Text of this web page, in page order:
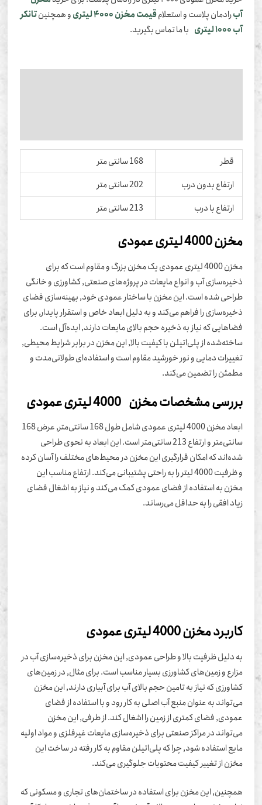
رادمان پلاست و استعلامقیمت مخزن 4000 لیتری و همچنینتانکر
با ما تماس بگیرید.
ارتفاع بدون درب
ارتفاع با درب
لیتری عمودی
مخزن 4000 لیتری عمودی یک مخزن بزرگ و مقاوم است که برای
آب و انواع مایعات در پروژه‌های صنعتی, کشاورزی و خانگی
شده است. این مخزن با ساختار عمودی خود, بهینه‌سازی فضای
را فراهم می‌کند و به دلیل ابعاد خاص و استقرار پایدار, برای
که نیاز به ذخیره حجم بالای مایعات دارند, ایده‌آل است.
از پلی‌اتیلن با کیفیت بالا, این مخزن در برابر شرایط محیطی,
دمایی و نور خورشید مقاوم است و استفاده‌ای طولانی‌مدت و
را تضمین می‌کند.
مشخصات مخزن 4000 لیتری عمودی
ابعاد مخزن 4000 لیتری عمودی شامل طول 168 سانتی‌متر, عرض 168
سانتی‌متر و ارتفاع 213 سانتی‌متر است. این ابعاد به نحوی طراحی
که امکان قرارگیری این مخزن در محیط‌های مختلف را آسان کرده
و ظرفیت 4000 لیتر را به راحتی پشتیبانی می‌کند. ارتفاع مناسب این
به استفاده از فضای عمودی کمک می‌کند و نیاز به اشغال فضای
افقی را به حداقل می‌رساند.
مخزن 4000 لیتری عمودی
دلیل ظرفیت بالا و طراحی عمودی, این مخزن برای ذخیره‌سازی آب در
و زمین‌های کشاورزی بسیار مناسب است. برای مثال, در زمین‌های
که نیاز به تامین حجم بالای آب برای آبیاری دارند, این مخزن
به عنوان منبع آب اصلی به کار رود و با استفاده از فضای
فضای کمتری از زمین را اشغال کند. از طرفی, این مخزن
در مراکز صنعتی برای ذخیره‌سازی مایعات غیرفلزی و مواد اولیه
استفاده شود, چرا که پلی‌اتیلن مقاوم به کار رفته در ساخت این
از تغییر کیفیت محتویات جلوگیری می‌کند.
این مخزن برای استفاده در ساختمان‌های تجاری و مسکونی که